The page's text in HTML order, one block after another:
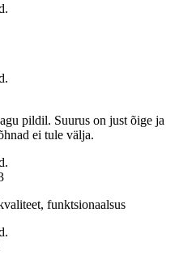
pildil. Suurus on just õige ja
ei tule välja.
funktsionaalsus